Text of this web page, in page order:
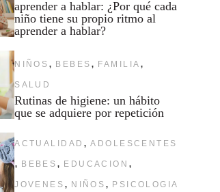
aprender a hablar: ¿Por qué cada
niño tiene su propio ritmo al
aprender a hablar?
NIÑOS , BEBES , FAMILIA ,
SALUD
Rutinas de higiene: un hábito
que se adquiere por repetición
ACTUALIDAD , ADOLESCENTES
, BEBES , EDUCACION ,
JOVENES , NIÑOS , PSICOLOGIA